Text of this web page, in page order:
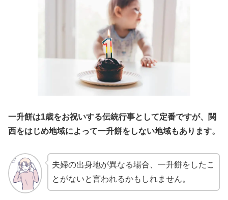
一升餅は1歳をお祝いする伝統行事として定番ですが、関
西をはじめ地域によって一升餅をしない地域もあります。
夫婦の出身地が異なる場合、一升餅をしたこ
とがないと言われるかもしれません。